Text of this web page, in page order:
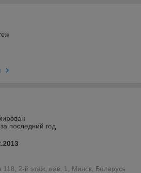
последний год
118, 2-й этаж, пав. 1, Минск, Беларусь